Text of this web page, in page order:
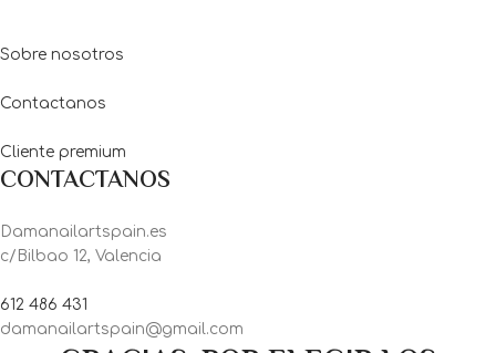
Sobre nosotros
Contactanos
Cliente premium
CONTACTANOS
Damanailartspain.es
c/Bilbao 12, Valencia
612 486 431
damanailartspain@gmail.com